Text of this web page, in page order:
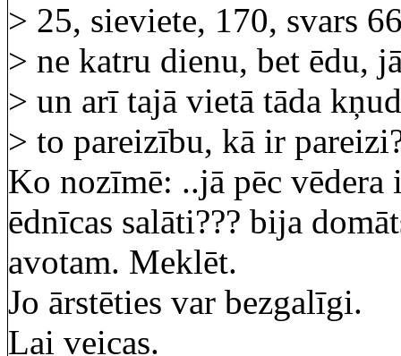
> 25, sieviete, 170, svars
> ne katru dienu, bet ēdu,
> un arī tajā vietā tāda
> to pareizību, kā ir
Ko nozīmē: ..jā pēc vēdera
ēdnīcas salāti??? bija
avotam. Meklēt.
Jo ārstēties var bezgalīgi.
Lai veicas.